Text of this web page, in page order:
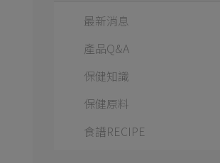
最新消息
產品Q&A
保健知識
保健原料
食譜RECIPE